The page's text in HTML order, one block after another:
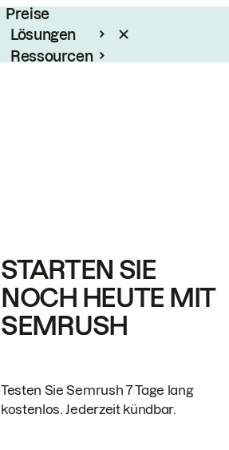
Preise
Lösungen
Ressourcen
STARTEN SIE
NOCH HEUTE MIT
SEMRUSH
Testen Sie Semrush 7 Tage lang
kostenlos. Jederzeit kündbar.